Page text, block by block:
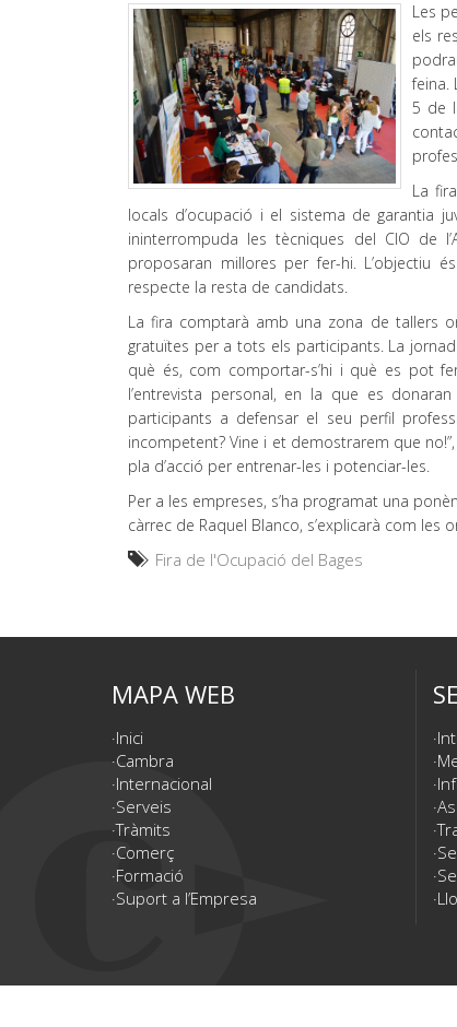
Les
els
feina.
5 de
La
locals d’ocupació i el sistema de garantia
ininterrompuda les tècniques del CIO de
proposaran millores per fer-hi. L’objectiu
respecte la resta de candidats.
La fira comptarà amb una zona de tallers
gratuïtes per a tots els participants. La
què és, com comportar-s’hi i què es pot
l’entrevista personal, en la que es
participants a defensar el seu perfil
incompetent? Vine i et demostrarem que
pla d’acció per entrenar-les i potenciar-les.
Per a les empreses, s’ha programat una
càrrec de Raquel Blanco, s’explicarà com
Fira de l'Ocupació del Bages
MAPA WEB
Inici
Cambra
Internacional
Serveis
Tràmits
Comerç
Formació
Suport a l’Empresa